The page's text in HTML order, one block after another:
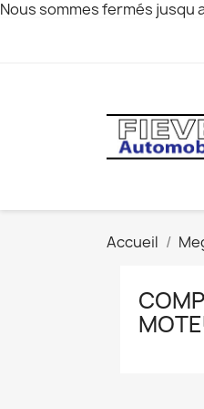
Nous sommes fermés
Accueil